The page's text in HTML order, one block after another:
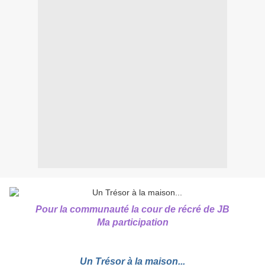
Pour la communauté la cour de récré de JB
Ma participation
Un Trésor à la maison...